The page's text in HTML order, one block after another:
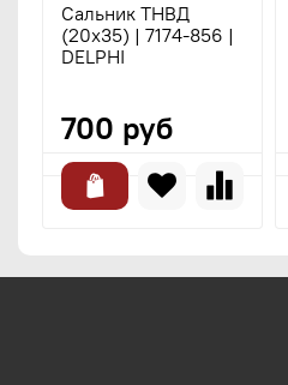
Сальник ТНВД
(20х35) | 7174-856 |
DELPHI
700 руб